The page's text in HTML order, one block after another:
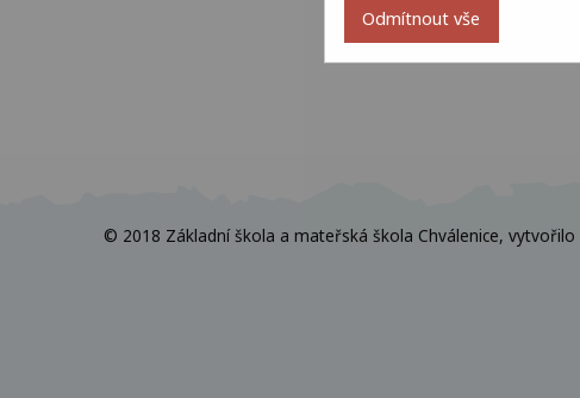
© 2018 Základní škola a mateřská škola Chválenice, vytvořilo
Odmítnout vše